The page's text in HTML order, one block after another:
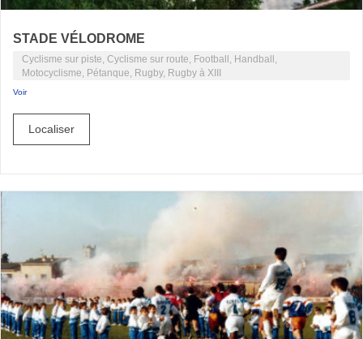
STADE VÉLODROME
Cyclisme sur piste, Cyclisme sur route, Football, Handball,
Motocyclisme, Pétanque, Rugby, Rugby à XIII
Voir
Localiser